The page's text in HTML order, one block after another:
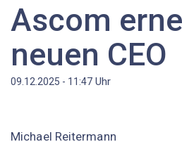
Ascom
neuen CEO
09.12.2025 - 11:47 Uhr
Michael Reitermann